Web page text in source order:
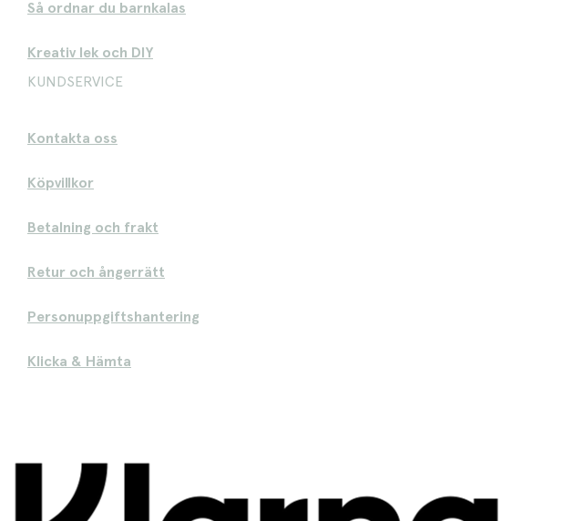
Så ordnar du barnkalas
Kreativ lek och DIY
KUNDSERVICE
Kontakta oss
Köpvillkor
Betalning och frakt
Retur och ångerrätt
Personuppgiftshantering
Klicka & Hämta